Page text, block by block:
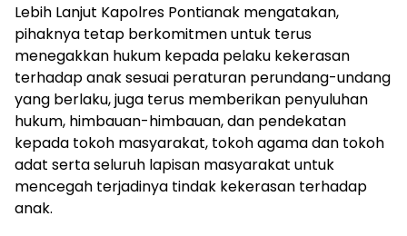
Lebih Lanjut Kapolres Pontianak mengatakan,
pihaknya tetap berkomitmen untuk terus
menegakkan hukum kepada pelaku kekerasan
terhadap anak sesuai peraturan perundang-undang
yang berlaku, juga terus memberikan penyuluhan
hukum, himbauan-himbauan, dan pendekatan
kepada tokoh masyarakat, tokoh agama dan tokoh
adat serta seluruh lapisan masyarakat untuk
mencegah terjadinya tindak kekerasan terhadap
anak.